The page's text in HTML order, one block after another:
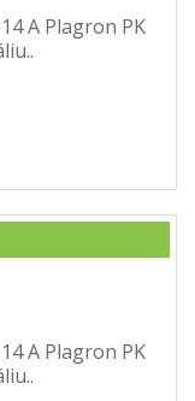
A Plagron PK
A Plagron PK